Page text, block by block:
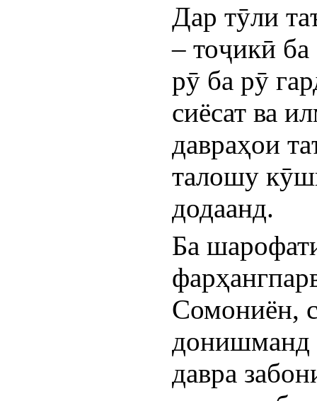
Дар тӯли
– тоҷикӣ
рӯ ба рӯ
сиёсат ва
давраҳои
талошу
додаанд.
Ба
Сомониён,
донишманд
давра